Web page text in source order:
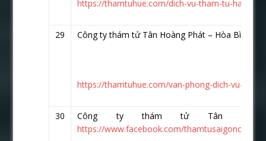
https://thamtuhue.com/dich-vu-tham-tu-hai-
29 Công ty thám tử Tân Hoàng Phát – Hòa Bình
https://thamtuhue.com/van-phong-dich-vu-
30
Công ty thám tử Tân
https://www.facebook.com/